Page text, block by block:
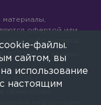
материалы,
офертой или
либо активов.
ФС77-71293 выдано
технологии
информации
файлы.
сайтом, вы
использование
настоящим